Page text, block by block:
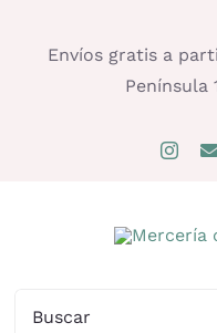
Envíos gratis a
Península